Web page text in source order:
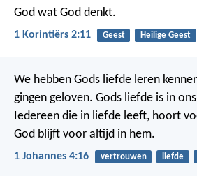
God wat God denkt.
1 Korintiërs 2:11 Geest Heilige Geest
We hebben Gods liefde leren
gingen geloven. Gods liefde is in
Iedereen die in liefde leeft, hoort
God blijft voor altijd in hem.
1 Johannes 4:16 vertrouwen liefde